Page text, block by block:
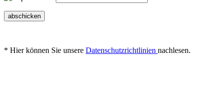
abschicken
* Hier können Sie unsere Datenschutzrichtlinien nachlesen.